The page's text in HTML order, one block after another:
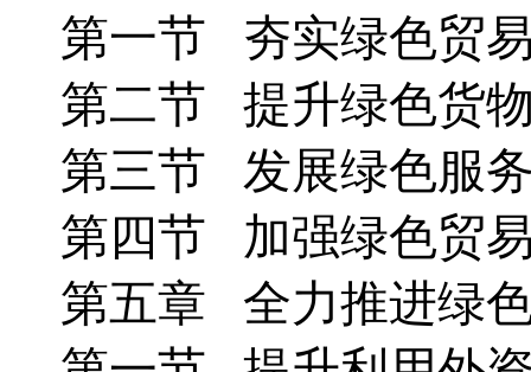
第一节 夯实绿色贸
第二节 提升绿色货
第三节 发展绿色服
第四节 加强绿色贸
第五章 全力推进绿